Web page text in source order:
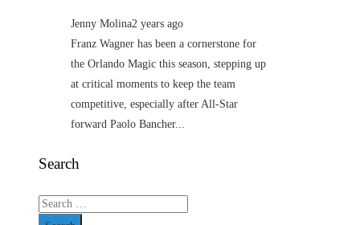
Jenny Molina2 years ago
Franz Wagner has been a cornerstone for
the Orlando Magic this season, stepping up
at critical moments to keep the team
competitive, especially after All-Star
forward Paolo Bancher...
Search
Search